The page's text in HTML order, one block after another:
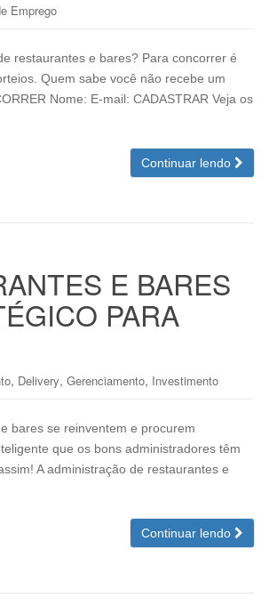
Emprego
restaurantes e bares? Para concorrer é
Quem sabe você não recebe um
Nome: E-mail: CADASTRAR Veja os
Continuar lendo
E BARES
PARA
, Delivery, Gerenciamento, Investimento
bares se reinventem e procurem
que os bons administradores têm
A administração de restaurantes e
Continuar lendo